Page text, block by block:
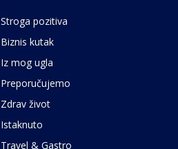
Stroga pozitiva
Biznis kutak
Iz mog ugla
Preporučujemo
Zdrav život
Istaknuto
Travel & Gastro